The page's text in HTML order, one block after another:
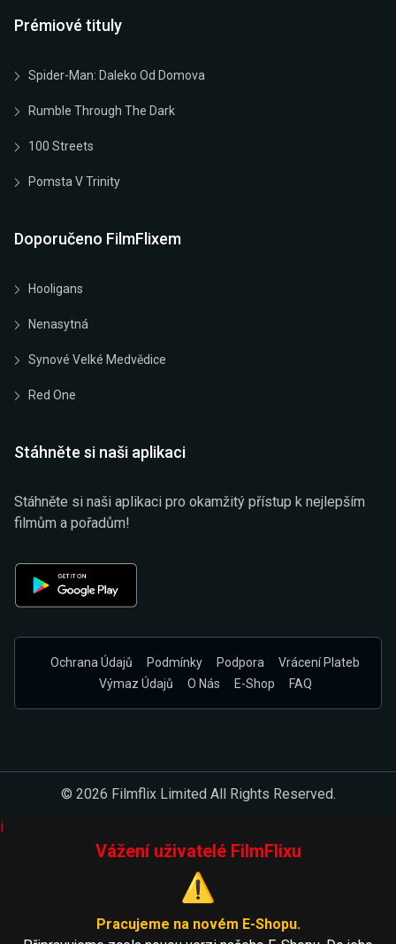
Prémiové tituly
Spider-Man: Daleko Od Domova
Rumble Through The Dark
100 Streets
Pomsta V Trinity
Doporučeno FilmFlixem
Hooligans
Nenasytná
Synové Velké Medvědice
Red One
Stáhněte si naši aplikaci
Stáhněte si naši aplikaci pro okamžitý přístup k nejlepším
filmům a pořadům!
Ochrana Údajů Podmínky Podpora
Vrácení Plateb
Výmaz Údajů
O Nás E-Shop FAQ
© 2026 Filmflix Limited All Rights Reserved.
i
Vážení uživatelé FilmFlixu
⚠️
Pracujeme na novém E-Shopu.